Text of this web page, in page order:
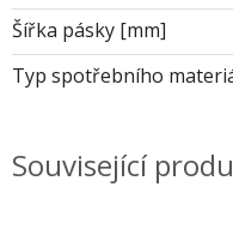
Šířka pásky [mm]
Typ spotřebního
Související